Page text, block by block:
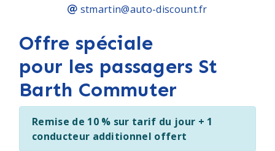
stmartin@auto-discount.fr
Offre spéciale
pour les passagers St
Barth Commuter
Remise de 10 % sur tarif du jour + 1
conducteur additionnel offert